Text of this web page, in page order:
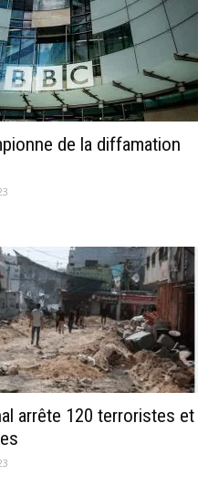
de la diffamation
arrête 120 terroristes et